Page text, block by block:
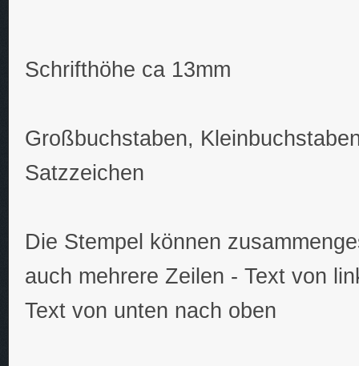
Schrifthöhe ca 13mm
Großbuchstaben,
Satzzeichen
Die Stempel können
auch mehrere Zeilen - Text von
Text von unten nach oben